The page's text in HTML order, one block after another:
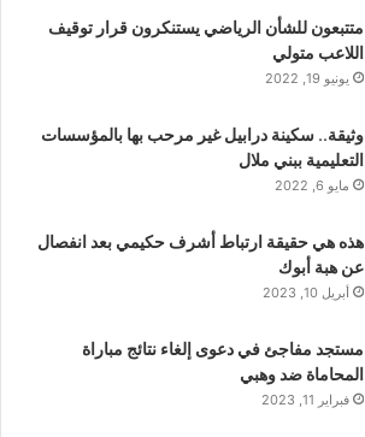
متتبعون للشأن الرياضي يستنكرون قرار توقيف
اللاعب متولي
يونيو 19, 2022
وثيقة.. سكينة درابيل غير مرحب بها بالمؤسسات
التعليمية ببني ملال
مايو 6, 2022
هذه هي حقيقة ارتباط أشرف حكيمي بعد انفصال
عن هبة أبوك
أبريل 10, 2023
مستجد مفاجئ في دعوى إلغاء نتائج مباراة
المحاماة ضد وهبي
فبراير 11, 2023